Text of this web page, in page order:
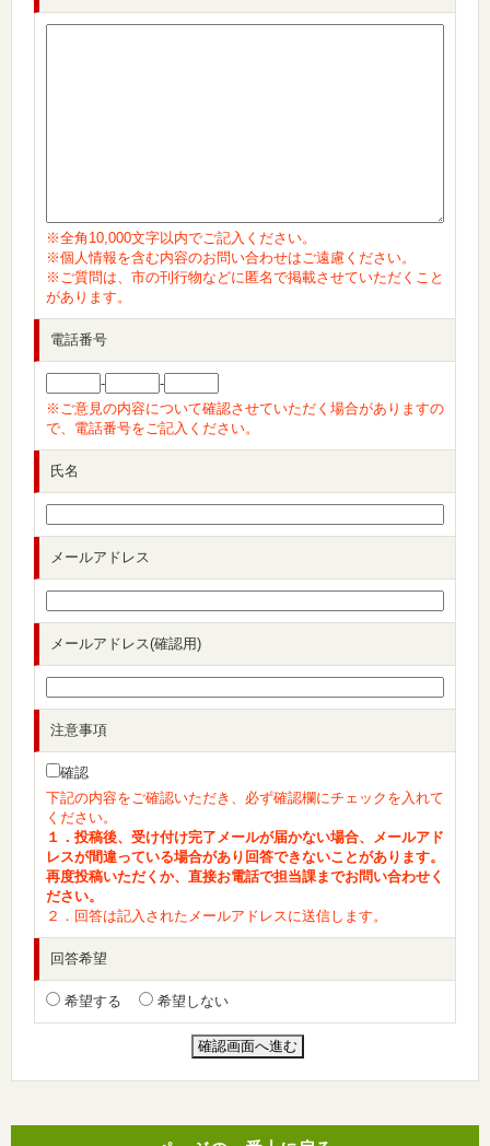
※全角10,000文字以内でご記入ください。
※個人情報を含む内容のお問い合わせはご遠慮ください。
※ご質問は、市の刊行物などに匿名で掲載させていただくこと
があります。
電話番号
-
-
※ご意見の内容について確認させていただく場合がありますの
で、電話番号をご記入ください。
氏名
メールアドレス
メールアドレス(確認用)
注意事項
確認
下記の内容をご確認いただき、必ず確認欄にチェックを入れて
ください。
１．投稿後、受け付け完了メールが届かない場合、メールアド
レスが間違っている場合があり回答できないことがあります。
再度投稿いただくか、直接お電話で担当課までお問い合わせく
ださい。
２．回答は記入されたメールアドレスに送信します。
回答希望
希望する 希望しない